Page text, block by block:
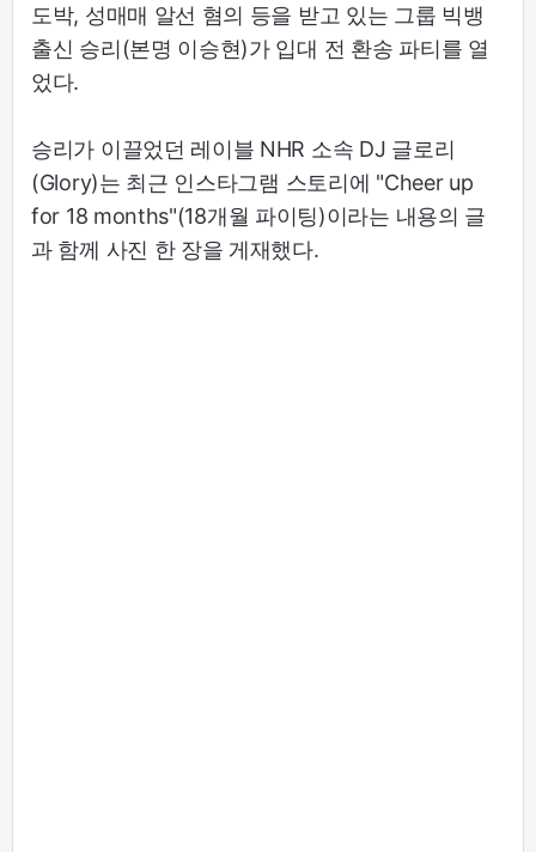
도박, 성매매 알선 혐의 등을 받고 있는 그룹 빅뱅
출신 승리(본명 이승현)가 입대 전 환송 파티를 열
었다.
승리가 이끌었던 레이블 NHR 소속 DJ 글로리
(Glory)는 최근 인스타그램 스토리에 "Cheer up
for 18 months"(18개월 파이팅)이라는 내용의 글
과 함께 사진 한 장을 게재했다.